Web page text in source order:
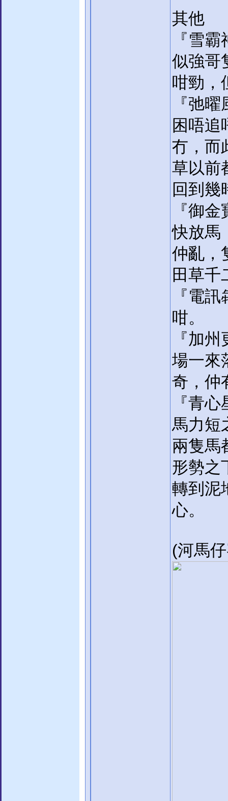
其他
『雪
似強哥
咁勁，
『弛
困唔追
冇，而
草以前
回到幾
『御
快放馬
仲亂，
田草千
『電
咁。
『加
場一來
奇，仲
『青
馬力短
兩隻馬
形勢之
轉到泥
心。
(河馬